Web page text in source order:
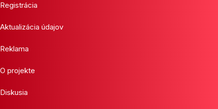
Registrácia
Aktualizácia údajov
Reklama
O projekte
Diskusia